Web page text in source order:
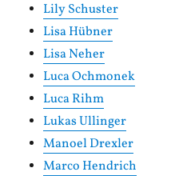
Lily Schuster
Lisa Hübner
Lisa Neher
Luca Ochmonek
Luca Rihm
Lukas Ullinger
Manoel Drexler
Marco Hendrich